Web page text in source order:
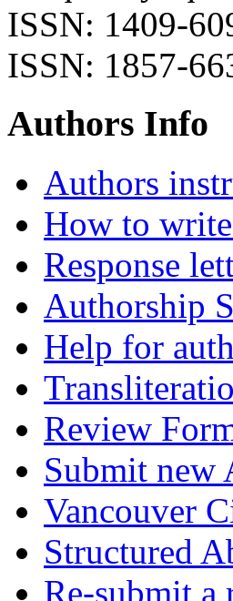
ISSN: 1409-
ISSN: 1857-
Authors Info
Authors
How to
Response
Authorship
Help for
Review
Submit new
Vancouver
Structured
Re-submit a